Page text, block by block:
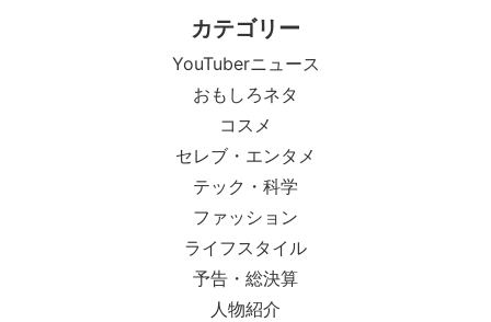
カテゴリー
YouTuberニュース
おもしろネタ
コスメ
セレブ・エンタメ
テック・科学
ファッション
ライフスタイル
予告・総決算
人物紹介